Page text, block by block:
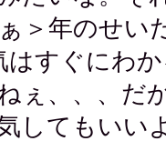
＞年のせい
はすぐにわ
ぇ、、、だ
してもいい